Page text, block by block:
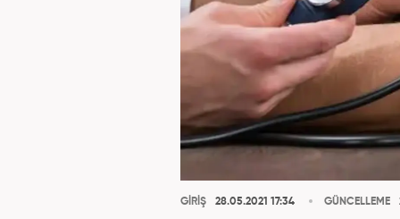
GİRİŞ 28.05.2021 17:34 GÜNCELLEME